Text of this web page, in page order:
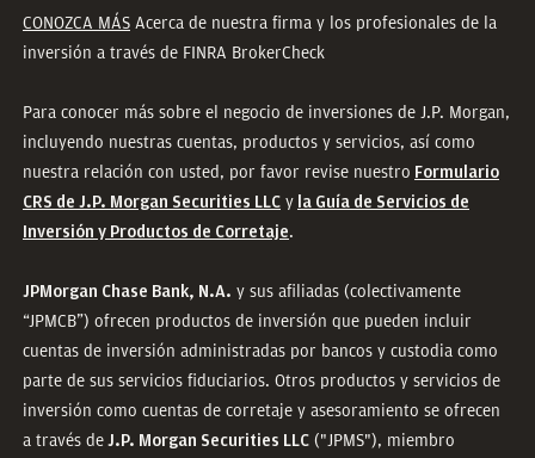
CONOZCA MÁS Acerca de nuestra firma y los profesionales de la
inversión a través de FINRA BrokerCheck
Para conocer más sobre el negocio de inversiones de J.P. Morgan,
incluyendo nuestras cuentas, productos y servicios, así como
nuestra relación con usted, por favor revise nuestro Formulario
CRS de J.P. Morgan Securities LLC y la Guía de Servicios de
Inversión y Productos de Corretaje.
JPMorgan Chase Bank, N.A. y sus afiliadas (colectivamente
“JPMCB”) ofrecen productos de inversión que pueden incluir
cuentas de inversión administradas por bancos y custodia como
parte de sus servicios fiduciarios. Otros productos y servicios de
inversión como cuentas de corretaje y asesoramiento se ofrecen
a través de J.P. Morgan Securities LLC ("JPMS"), miembro